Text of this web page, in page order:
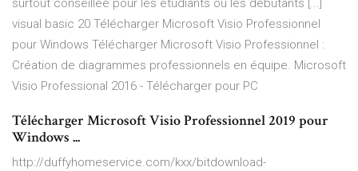
surtout conseillée pour les étudiants ou les débutants [...]
visual basic 20 Télécharger Microsoft Visio Professionnel
pour Windows Télécharger Microsoft Visio Professionnel :
Création de diagrammes professionnels en équipe. Microsoft
Visio Professional 2016 - Télécharger pour PC
Télécharger Microsoft Visio Professionnel 2019 pour
Windows ...
http://duffyhomeservice.com/kxx/bitdownload-